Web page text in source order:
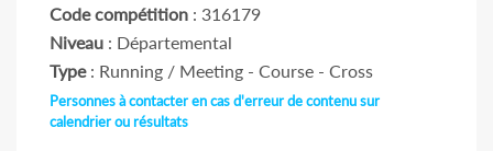
Code compétition : 316179
Niveau : Départemental
Type: Running / Meeting - Course - Cross
Personnes à contacter en cas d'erreur de contenu sur
calendrier ou résultats